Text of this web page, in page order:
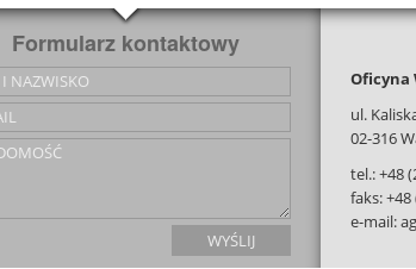
Formularz kontaktowy
Oficyna
ul.
02-316
tel.: +48
faks: +48
e-mail: